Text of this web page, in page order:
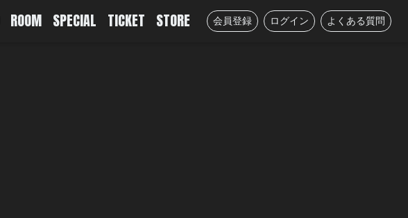
ROOM SPECIAL TICKET STORE 会員登録 ログイン よくある質問